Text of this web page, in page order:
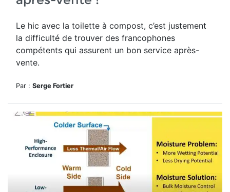
Le hic avec la toilette à compost, c’est justement
la difficulté de trouver des francophones
compétents qui assurent un bon service après-
vente.
Par : Serge Fortier